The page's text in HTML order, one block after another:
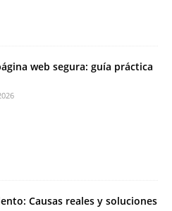
web segura: guía práctica
Causas reales y soluciones